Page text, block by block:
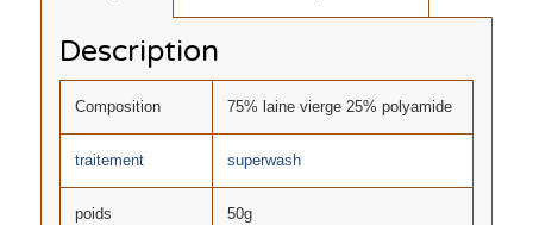
Description
Composition 75% laine vierge 25% polyamide
traitement superwash
poids 50g